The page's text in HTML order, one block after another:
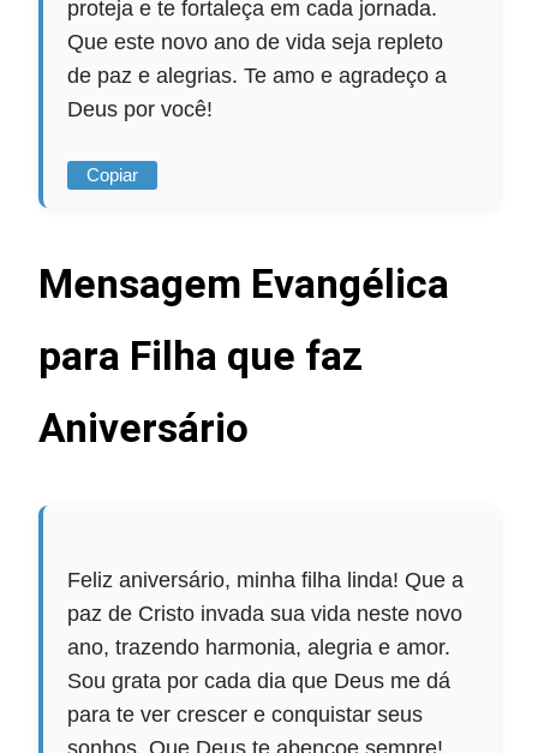
proteja e te fortaleça em cada jornada.
Que este novo ano de vida seja repleto
de paz e alegrias. Te amo e agradeço a
Deus por você!
Copiar
Mensagem Evangélica
para Filha que faz
Aniversário
Feliz aniversário, minha filha linda! Que a
paz de Cristo invada sua vida neste novo
ano, trazendo harmonia, alegria e amor.
Sou grata por cada dia que Deus me dá
para te ver crescer e conquistar seus
sonhos. Que Deus te abençoe sempre!